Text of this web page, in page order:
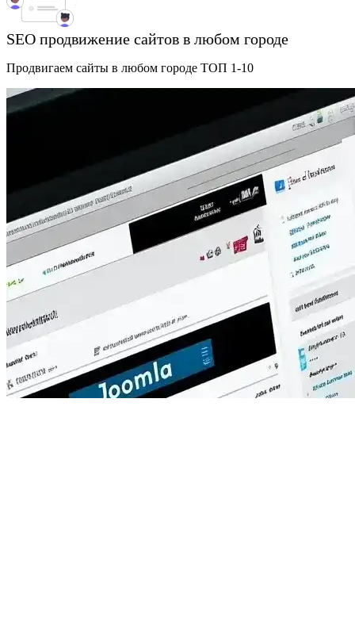
SEO продвижение сайтов в любом городе
Продвигаем сайты в любом городе ТОП 1-10